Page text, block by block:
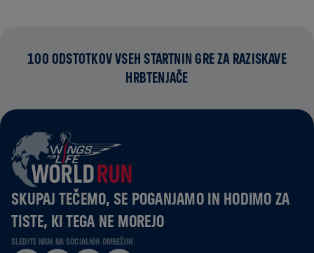
100 ODSTOTKOV VSEH STARTNIN GRE ZA RAZISKAVE
HRBTENJAČE
SKUPAJ TEČEMO, SE POGANJAMO IN HODIMO ZA
TISTE, KI TEGA NE MOREJO
SLEDITE NAM NA SOCIALNIH OMREŽJIH